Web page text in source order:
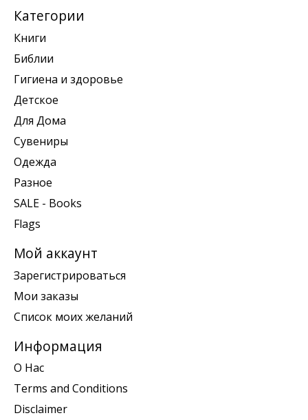
Категории
Книги
Библии
Гигиена и здоровье
Детское
Для Дома
Сувениры
Одежда
Разное
SALE - Books
Flags
Мой аккаунт
Зарегистрироваться
Мои заказы
Список моих желаний
Информация
О Нас
Terms and Conditions
Disclaimer